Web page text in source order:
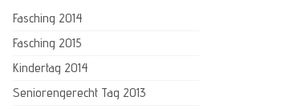
Fasching 2014
Fasching 2015
Kindertag 2014
Seniorengerecht Tag 2013